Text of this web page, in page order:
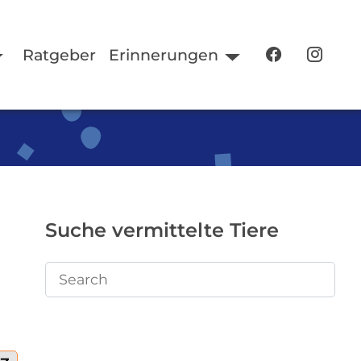
Ratgeber Erinnerungen
Suche vermittelte Tiere